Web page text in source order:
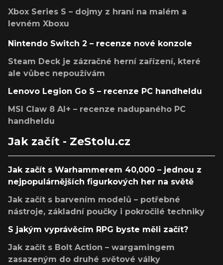
Xbox Series S – dojmy z hraní na malém a
levném Xboxu
Nintendo Switch 2 – recenze nové konzole
Steam Deck je zázračné herní zařízení, které
ale vůbec nepoužívám
Lenovo Legion Go S – recenze PC handheldu
MSI Claw 8 AI+ – recenze nadupaného PC
handheldu
Jak začít - ZeStolu.cz
Jak začít s Warhammerem 40,000 – jednou z
nejpopulárnějších figurkových her na světě
Jak začít s barvením modelů – potřebné
nástroje, základní poučky i pokročilé techniky
S jakým vyprávěcím RPG byste měli začít?
Jak začít s Bolt Action – wargamingem
zasazeným do druhé světové války